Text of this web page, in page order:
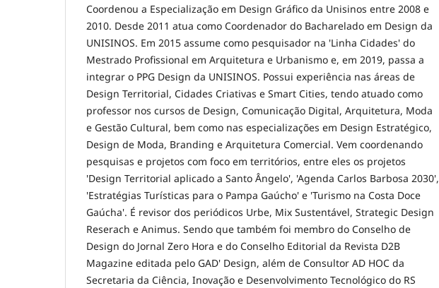
Coordenou a Especialização em Design Gráfico da Unisinos entre 2008 e
2010. Desde 2011 atua como Coordenador do Bacharelado em Design da
UNISINOS. Em 2015 assume como pesquisador na 'Linha Cidades' do
Mestrado Profissional em Arquitetura e Urbanismo e, em 2019, passa a
integrar o PPG Design da UNISINOS. Possui experiência nas áreas de
Design Territorial, Cidades Criativas e Smart Cities, tendo atuado como
professor nos cursos de Design, Comunicação Digital, Arquitetura, Moda
e Gestão Cultural, bem como nas especializações em Design Estratégico,
Design de Moda, Branding e Arquitetura Comercial. Vem coordenando
pesquisas e projetos com foco em territórios, entre eles os projetos
'Design Territorial aplicado a Santo Ângelo', 'Agenda Carlos Barbosa 2030',
'Estratégias Turísticas para o Pampa Gaúcho' e 'Turismo na Costa Doce
Gaúcha'. É revisor dos periódicos Urbe, Mix Sustentável, Strategic Design
Reserach e Animus. Sendo que também foi membro do Conselho de
Design do Jornal Zero Hora e do Conselho Editorial da Revista D2B
Magazine editada pelo GAD' Design, além de Consultor AD HOC da
Secretaria da Ciência, Inovação e Desenvolvimento Tecnológico do RS